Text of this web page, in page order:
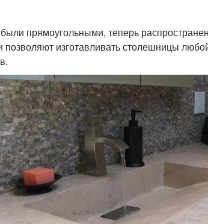
прямоугольными, теперь
позволяют изготавливать столешницы